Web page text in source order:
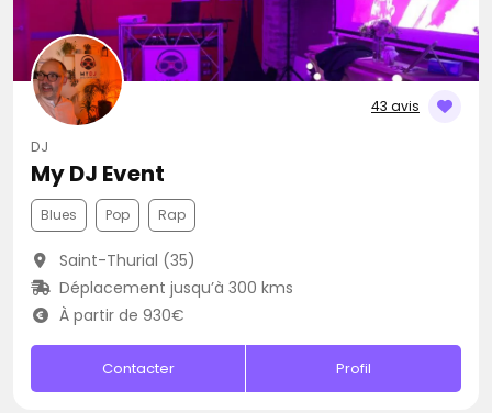
43 avis
DJ
My DJ Event
Blues Pop Rap
Saint-Thurial (35)
Déplacement jusqu’à 300 kms
À partir de 930€
Contacter Profil